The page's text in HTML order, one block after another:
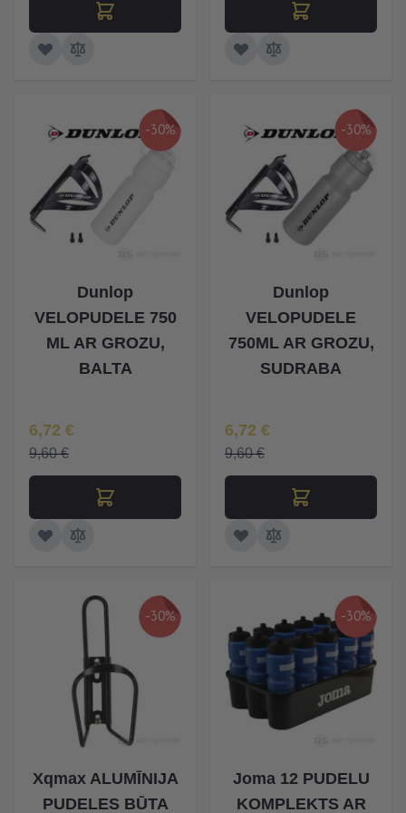
-30%
Dunlop
VELOPUDELE 750
ML AR GROZU,
BALTA
Īpaša Cena
6,72 €
9,60 €
-30%
Dunlop
VELOPUDELE
750ML AR GROZU,
SUDRABA
Īpaša Cena
6,72 €
9,60 €
-30%
Xqmax ALUMĪNIJA
PUDELES BŪTA
-30%
Joma 12 PUDELU
KOMPLEKTS AR